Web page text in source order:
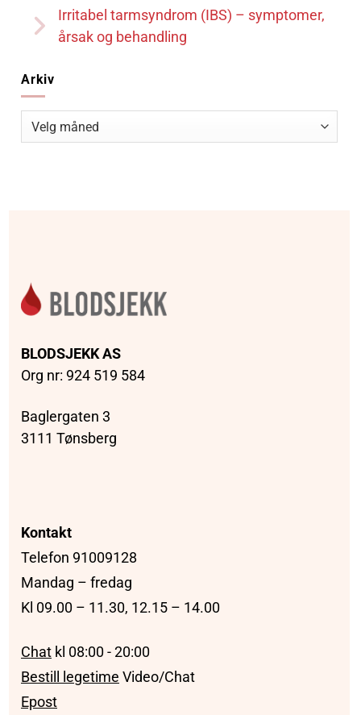
Irritabel tarmsyndrom (IBS) – symptomer,
årsak og behandling
Arkiv
BLODSJEKK AS
Org nr: 924 519 584
Baglergaten 3
3111 Tønsberg
Kontakt
Telefon 91009128
Mandag – fredag
Kl 09.00 – 11.30, 12.15 – 14.00
Chat kl 08:00 - 20:00
Bestill legetime Video/Chat
Epost